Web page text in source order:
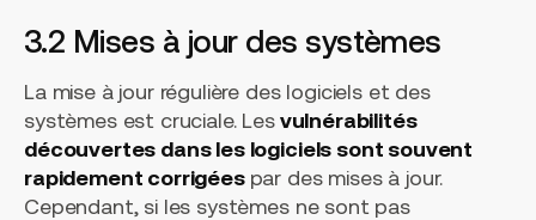
3.2 Mises à jour des systèmes
La mise à jour régulière des logiciels et des
systèmes est cruciale. Lesvulnérabilités
découvertes dans les logiciels sont souvent
rapidement corrigées par des mises à jour.
Cependant, si les systèmes ne sont pas